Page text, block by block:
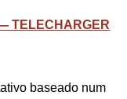
TELECHARGER
baseado num